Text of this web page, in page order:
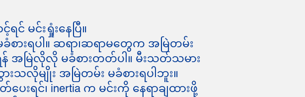
မင်းရှုံးနေပြီ။
ားရပါ။ ဆရာ၊ဆရာမတွေက အမြဲတမ်း
အမြဲလိုလို မခံစားတတ်ပါ။ မီးသတ်သမား
လိုမျိုး အမြဲတမ်း မခံစားရပါဘူး။
င်၊ inertia က မင်းကို နေရာချထားဖို့